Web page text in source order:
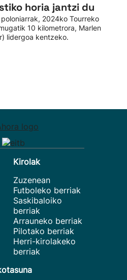
horia jantzi du
2024ko Tourreko
10 kilometrora, Marlen
lidergoa kentzeko.
Kirolak
Zuzenean
Futboleko berriak
Saskibaloiko
berriak
Arrauneko berriak
Pilotako berriak
Herri-kirolakeko
berriak